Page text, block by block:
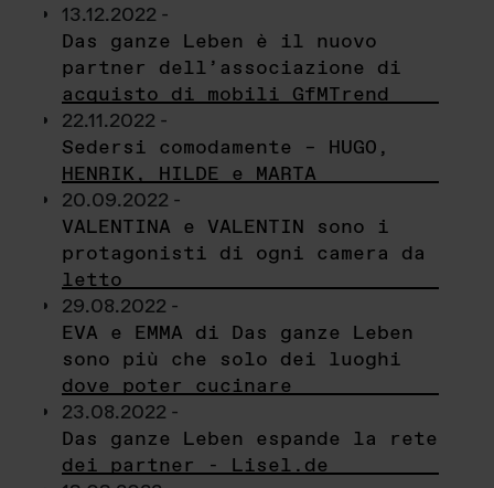
13.12.2022 -
Das ganze Leben è il nuovo
partner dell’associazione di
acquisto di mobili GfMTrend
22.11.2022 -
Sedersi comodamente – HUGO,
HENRIK, HILDE e MARTA
20.09.2022 -
VALENTINA e VALENTIN sono i
protagonisti di ogni camera da
letto
29.08.2022 -
EVA e EMMA di Das ganze Leben
sono più che solo dei luoghi
dove poter cucinare
23.08.2022 -
Das ganze Leben espande la rete
dei partner - Lisel.de